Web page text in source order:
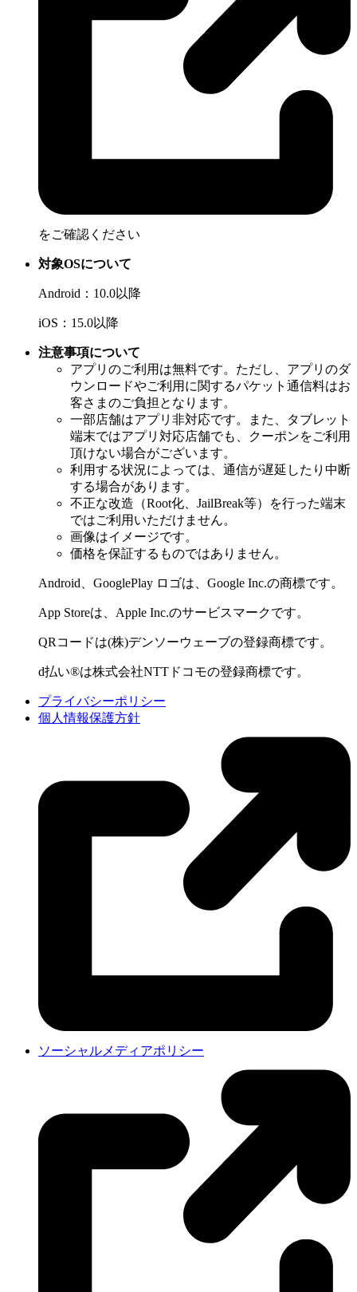
をご確認ください
対象OSについて
Android：10.0以降
iOS：15.0以降
注意事項について
アプリのご利用は無料です。ただし、アプリのダ
ウンロードやご利用に関するパケット通信料はお
客さまのご負担となります。
一部店舗はアプリ非対応です。また、タブレット
端末ではアプリ対応店舗でも、クーポンをご利用
頂けない場合がございます。
利用する状況によっては、通信が遅延したり中断
する場合があります。
不正な改造（Root化、JailBreak等）を行った端末
ではご利用いただけません。
画像はイメージです。
価格を保証するものではありません。
Android、GooglePlay ロゴは、Google Inc.の商標です。
App Storeは、Apple Inc.のサービスマークです。
QRコードは(株)デンソーウェーブの登録商標です。
d払い®は株式会社NTTドコモの登録商標です。
プライバシーポリシー
個人情報保護方針
ソーシャルメディアポリシー